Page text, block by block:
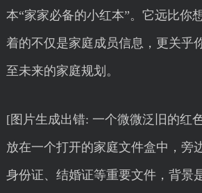
本“家家必备的小红本”。它远比你
着的不仅是家庭成员信息，更关乎
至未来的家庭规划。
[图片生成出错: 一个微微泛旧的红
放在一个打开的家庭文件盒中，旁
身份证、结婚证等重要文件，背景